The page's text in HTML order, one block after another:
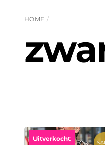
HOME
Uitverkocht